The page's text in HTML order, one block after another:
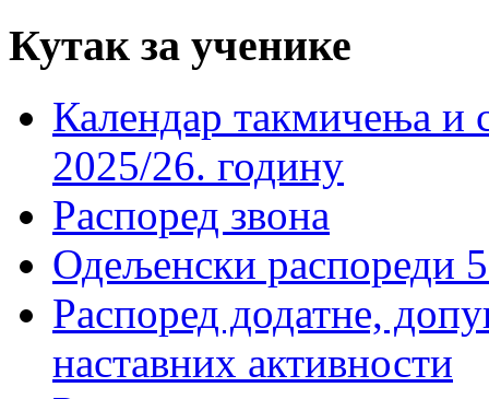
Кутак за ученике
Календар такмичења
2025/26. годину
Распоред звона
Одељенски распореди
Распоред додатне,
наставних активности